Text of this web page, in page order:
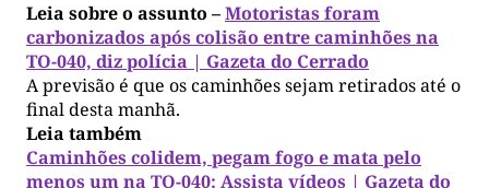
Leia sobre o assunto –Motoristas foram
carbonizados após colisão entre caminhões na
TO-040, diz polícia | Gazeta do Cerrado
A previsão é que os caminhões sejam retirados até o
final desta manhã.
Leia também
Caminhões colidem, pegam fogo e mata pelo
menos um na TO-040; Assista vídeos | Gazeta do